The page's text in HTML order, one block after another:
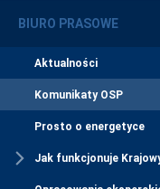
BIURO PRASOWE
Aktualności
Komunikaty OSP
Prosto o energetyce
Jak funkcjonuje